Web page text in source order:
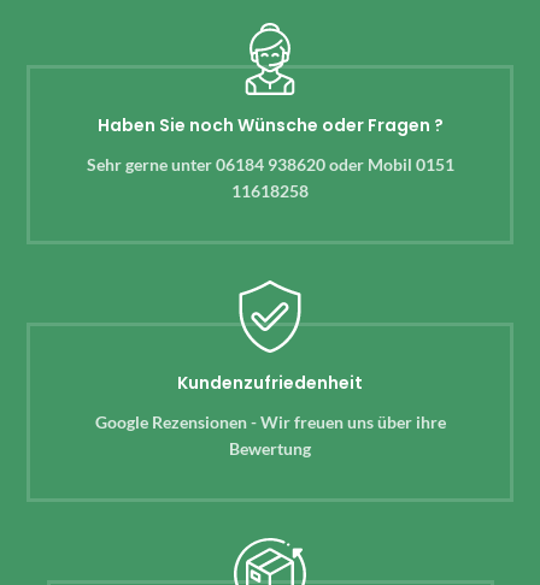
Haben Sie noch Wünsche oder Fragen ?
Sehr gerne unter 06184 938620 oder Mobil 0151
11618258
Kundenzufriedenheit
Google Rezensionen - Wir freuen uns über ihre
Bewertung